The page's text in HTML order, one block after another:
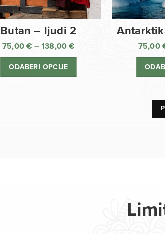
Butan – ljudi 2
75,00€ – 138,00€
ODABERI OPCIJE
75,00